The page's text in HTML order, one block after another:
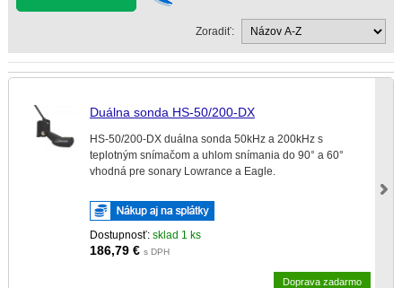
Zoradiť:
Duálna sonda HS-50/200-DX
HS-50/200-DX duálna sonda 50kHz a 200kHz s
teplotným snímačom a uhlom snímania do 90° a 60°
vhodná pre sonary Lowrance a Eagle.
Dostupnosť:sklad 1 ks
186,79 € s DPH
Doprava zadarmo